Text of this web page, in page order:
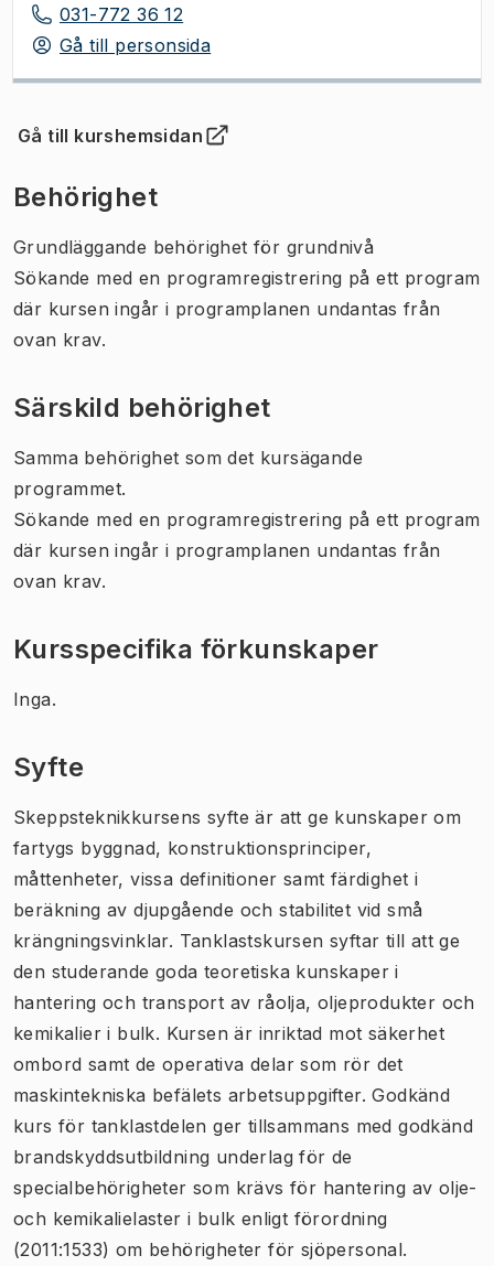
031-772 36 12
Gå till personsida
Gå till kurshemsidan
(Öppnas i ny flik)
Behörighet
Grundläggande behörighet för grundnivå
Sökande med en programregistrering på ett program
där kursen ingår i programplanen undantas från
ovan krav.
Särskild behörighet
Samma behörighet som det kursägande
programmet.
Sökande med en programregistrering på ett program
där kursen ingår i programplanen undantas från
ovan krav.
Kursspecifika förkunskaper
Inga.
Syfte
Skeppsteknikkursens syfte är att ge kunskaper om
fartygs byggnad, konstruktionsprinciper,
måttenheter, vissa definitioner samt färdighet i
beräkning av djupgående och stabilitet vid små
krängningsvinklar. Tanklastskursen syftar till att ge
den studerande goda teoretiska kunskaper i
hantering och transport av råolja, oljeprodukter och
kemikalier i bulk. Kursen är inriktad mot säkerhet
ombord samt de operativa delar som rör det
maskintekniska befälets arbetsuppgifter. Godkänd
kurs för tanklastdelen ger tillsammans med godkänd
brandskyddsutbildning underlag för de
specialbehörigheter som krävs för hantering av olje-
och kemikalielaster i bulk enligt förordning
(2011:1533) om behörigheter för sjöpersonal.